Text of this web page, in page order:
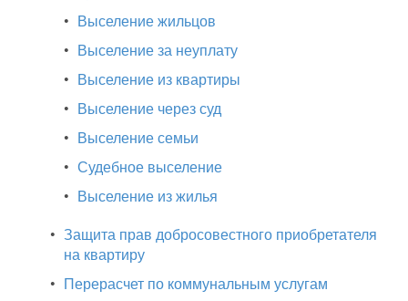
• Выселение жильцов
• Выселение за неуплату
• Выселение из квартиры
• Выселение через суд
• Выселение семьи
• Судебное выселение
• Выселение из жилья
• Защита прав добросовестного приобретателя
на квартиру
• Перерасчет по коммунальным услугам